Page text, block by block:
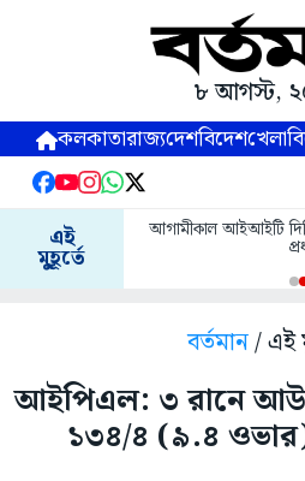
৮ আগস্ট,
কলকাতারাজ্যদেশবিদেশখেলা
এই
মুহূর্তে
আগামীকাল আইআইটি
বর্তমান/ এই
আইপিএল: ৩ রানে
১৩৪/৪ (৯.৪